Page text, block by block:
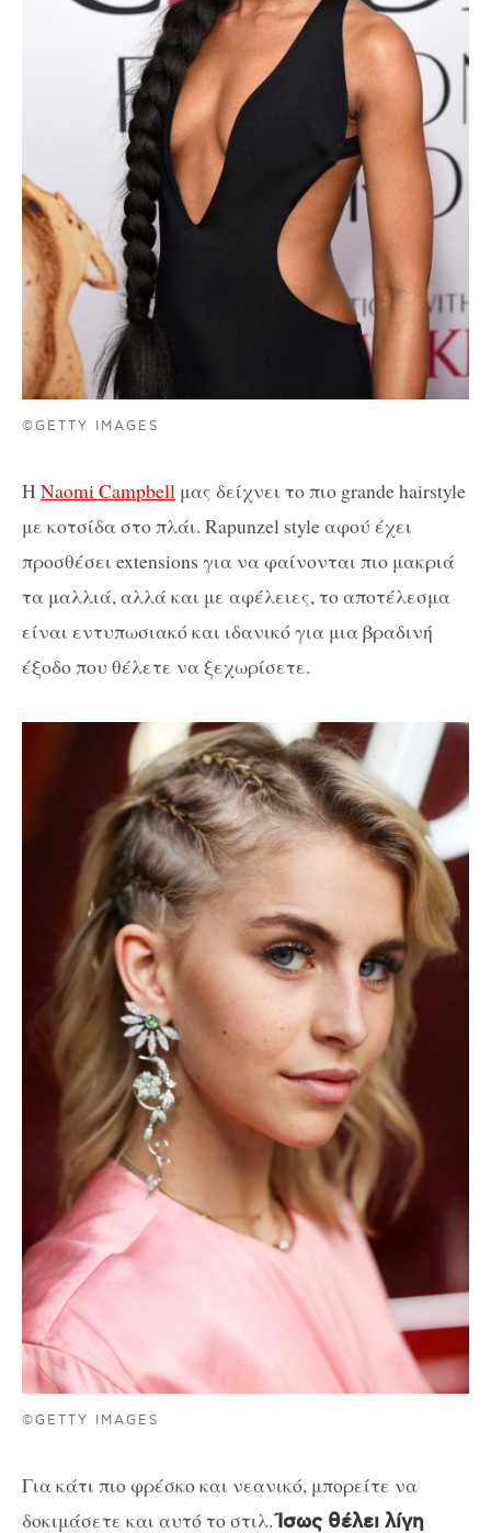
©GETTY IMAGES
Η Naomi Campbell μας δείχνει το πιο grande hairstyle
με κοτσίδα στο πλάι. Rapunzel style αφού έχει
προσθέσει extensions για να φαίνονται πιο μακριά
τα μαλλιά, αλλά και με αφέλειες, το αποτέλεσμα
είναι εντυπωσιακό και ιδανικό για μια βραδινή
έξοδο που θέλετε να ξεχωρίσετε.
©GETTY IMAGES
Για κάτι πιο φρέσκο και νεανικό, μπορείτε να
δοκιμάσετε και αυτό το στιλ.Ίσως θέλει λίγη